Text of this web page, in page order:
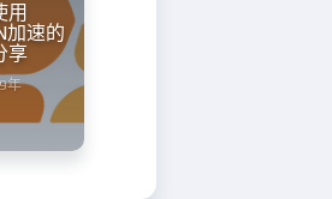
用
加速的
享
年